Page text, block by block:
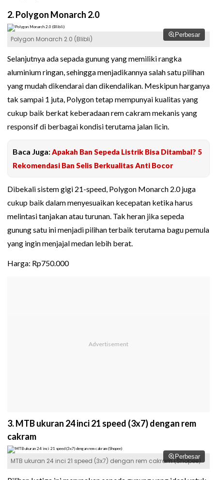
2. Polygon Monarch 2.0
Perbesar
Polygon Monarch 2.0 (Blibli)
Selanjutnya ada sepada gunung yang memiliki rangka
aluminium ringan, sehingga menjadikannya salah satu pilihan
yang mudah dikendarai dan dikendalikan. Meskipun harganya
tak sampai 1 juta, Polygon tetap mempunyai kualitas yang
cukup baik berkat keberadaan rem cakram mekanis yang
responsif di berbagai kondisi terutama jalan licin.
Baca Juga:Apakah Ban Sepeda Listrik Bisa Ditambal? 5
Rekomendasi Ban Selis Berkualitas Anti Bocor
Dibekali sistem gigi 21-speed, Polygon Monarch 2.0 juga
cukup baik dalam menyesuaikan kecepatan ketika harus
melintasi tanjakan atau turunan. Tak heran jika sepeda
gunung satu ini menjadi pilihan terbaik terutama bagu pemula
yang ingin menjajal medan lebih berat.
Harga: Rp750.000
3. MTB ukuran 24 inci 21 speed (3x7) dengan rem
cakram
Perbesar
MTB ukuran 24 inci 21 speed (3x7) dengan rem cakram (Shopee)